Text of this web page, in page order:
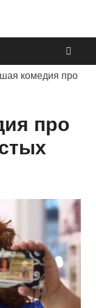
комедия про
про